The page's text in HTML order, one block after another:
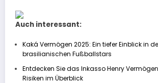
Auch interessant:
Kaká Vermögen 2025: Ein tiefer Einblick in
brasilianischen Fußballstars
Entdecken Sie das Inkasso Henry
Risiken im Überblick